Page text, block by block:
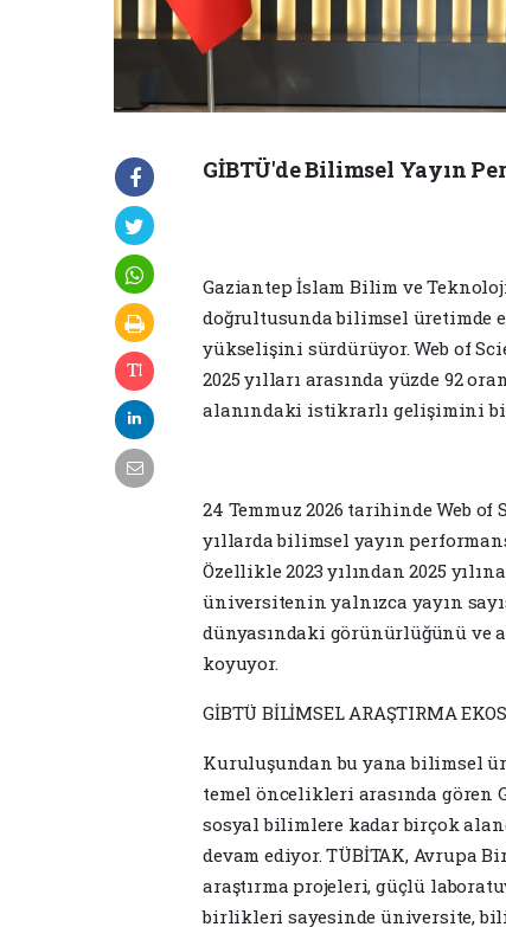
GİBTÜ'de Bilimsel Yayın
Gaziantep İslam Bilim ve
doğrultusunda bilimsel üretimde
yükselişini sürdürüyor. Web of
2025 yılları arasında yüzde 92
alanındaki istikrarlı gelişimini
24 Temmuz 2026 tarihinde Web
yıllarda bilimsel yayın
Özellikle 2023 yılından 2025
üniversitenin yalnızca yayın
dünyasındaki görünürlüğünü ve
koyuyor.
GİBTÜ BİLİMSEL ARAŞTIRMA
Kuruluşundan bu yana bilimsel
temel öncelikleri arasında gören
sosyal bilimlere kadar birçok
devam ediyor. TÜBİTAK, Avrupa
araştırma projeleri, güçlü
birlikleri sayesinde üniversite,